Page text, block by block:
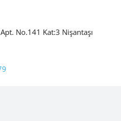
No.141 Kat:3 Nişantaşı